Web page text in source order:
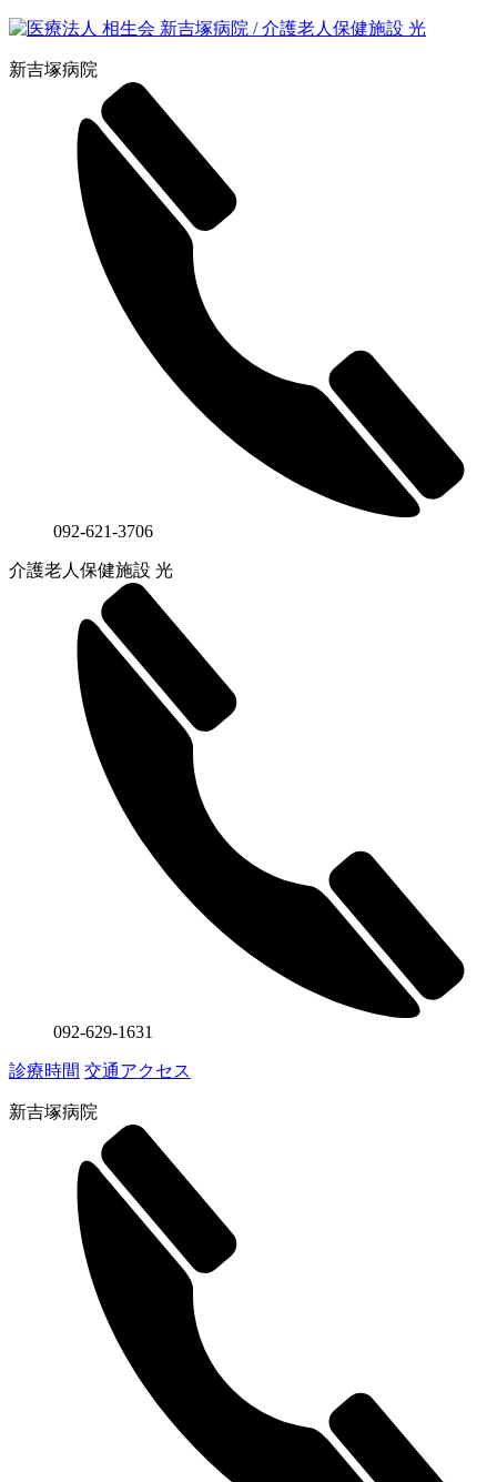
新吉塚病院
092-621-3706
介護老人保健施設 光
092-629-1631
診療時間 交通アクセス
新吉塚病院